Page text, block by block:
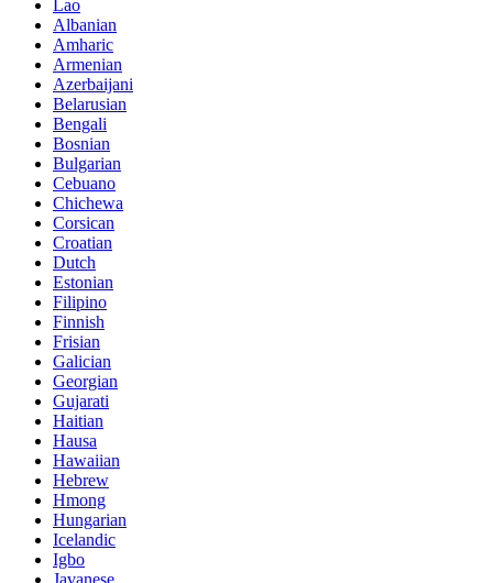
Lao
Albanian
Amharic
Armenian
Azerbaijani
Belarusian
Bengali
Bosnian
Bulgarian
Cebuano
Chichewa
Corsican
Croatian
Dutch
Estonian
Filipino
Finnish
Frisian
Galician
Georgian
Gujarati
Haitian
Hausa
Hawaiian
Hebrew
Hmong
Hungarian
Icelandic
Igbo